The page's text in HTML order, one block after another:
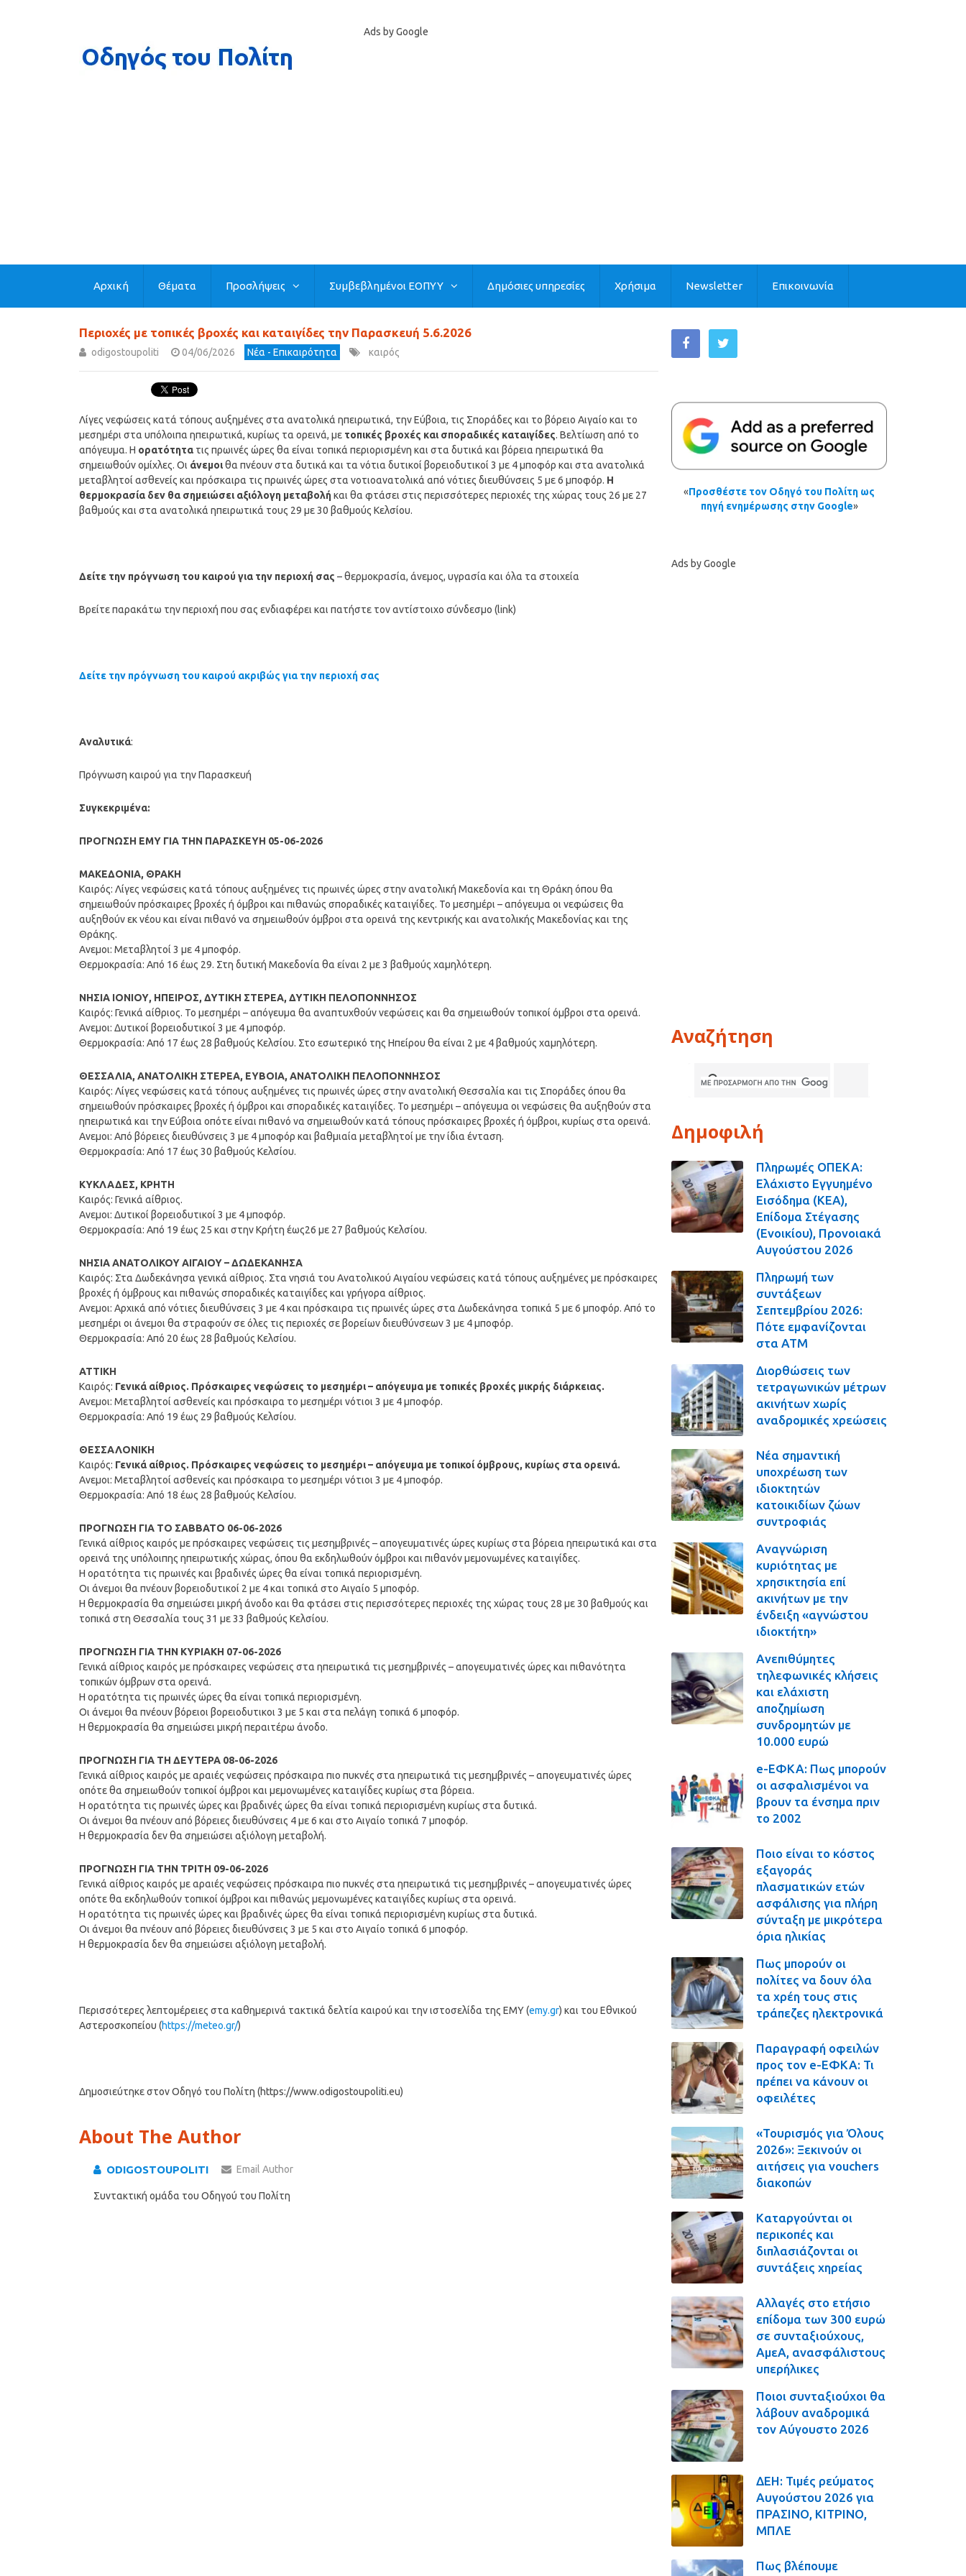
Ads by Google
Αρχική Θέματα Προσλήψεις Συμβεβλημένοι ΕΟΠΥΥ Δημόσιες υπηρεσίες Χρήσιμα Newsletter Επικοινωνία
Περιοχές με τοπικές βροχές και καταιγίδες την Παρασκευή 5.6.2026
odigostoupoliti 04/06/2026 Νέα - Επικαιρότητα καιρός
Λίγες νεφώσεις κατά τόπους αυξημένες στα ανατολικά ηπειρωτικά, την Εύβοια, τις Σποράδες και το βόρειο Αιγαίο και το
μεσημέρι στα υπόλοιπα ηπειρωτικά, κυρίως τα ορεινά, με τοπικές βροχές και σποραδικές καταιγίδες. Βελτίωση από το
απόγευμα. Η ορατότητα τις πρωινές ώρες θα είναι τοπικά περιορισμένη και στα δυτικά και βόρεια ηπειρωτικά θα
σημειωθούν ομίχλες. Οι άνεμοιθα πνέουν στα δυτικά και τα νότια δυτικοί βορειοδυτικοί 3 με 4 μποφόρ και στα ανατολικά
μεταβλητοί ασθενείς και πρόσκαιρα τις πρωινές ώρες στα νοτιοανατολικά από νότιες διευθύνσεις 5 με 6 μποφόρ. Η
θερμοκρασία δεν θα σημειώσει αξιόλογη μεταβολήκαι θα φτάσει στις περισσότερες περιοχές της χώρας τους 26 με 27
βαθμούς και στα ανατολικά ηπειρωτικά τους 29 με 30 βαθμούς Κελσίου.
Δείτε την πρόγνωση του καιρού για την περιοχή σας – θερμοκρασία, άνεμος, υγρασία και όλα τα στοιχεία
Βρείτε παρακάτω την περιοχή που σας ενδιαφέρει και πατήστε τον αντίστοιχο σύνδεσμο (link)
Δείτε την πρόγνωση του καιρού ακριβώς για την περιοχή σας
Αναλυτικά:
Πρόγνωση καιρού για την Παρασκευή
Συγκεκριμένα:
ΠΡΟΓΝΩΣΗ ΕΜΥ ΓΙΑ ΤΗΝ ΠΑΡΑΣΚΕΥΗ 05-06-2026
ΜΑΚΕΔΟΝΙΑ, ΘΡΑΚΗ
Καιρός: Λίγες νεφώσεις κατά τόπους αυξημένες τις πρωινές ώρες στην ανατολική Μακεδονία και τη Θράκη όπου θα
σημειωθούν πρόσκαιρες βροχές ή όμβροι και πιθανώς σποραδικές καταιγίδες. Το μεσημέρι – απόγευμα οι νεφώσεις θα
αυξηθούν εκ νέου και είναι πιθανό να σημειωθούν όμβροι στα ορεινά της κεντρικής και ανατολικής Μακεδονίας και της
Θράκης.
Ανεμοι: Μεταβλητοί 3 με 4 μποφόρ.
Θερμοκρασία: Από 16 έως 29. Στη δυτική Μακεδονία θα είναι 2 με 3 βαθμούς χαμηλότερη.
ΝΗΣΙΑ ΙΟΝΙΟΥ, ΗΠΕΙΡΟΣ, ΔΥΤΙΚΗ ΣΤΕΡΕΑ, ΔΥΤΙΚΗ ΠΕΛΟΠΟΝΝΗΣΟΣ
Καιρός: Γενικά αίθριος. Το μεσημέρι – απόγευμα θα αναπτυχθούν νεφώσεις και θα σημειωθούν τοπικοί όμβροι στα ορεινά.
Ανεμοι: Δυτικοί βορειοδυτικοί 3 με 4 μποφόρ.
Θερμοκρασία: Από 17 έως 28 βαθμούς Κελσίου. Στο εσωτερικό της Ηπείρου θα είναι 2 με 4 βαθμούς χαμηλότερη.
ΘΕΣΣΑΛΙΑ, ΑΝΑΤΟΛΙΚΗ ΣΤΕΡΕΑ, ΕΥΒΟΙΑ, ΑΝΑΤΟΛΙΚΗ ΠΕΛΟΠΟΝΝΗΣΟΣ
Καιρός: Λίγες νεφώσεις κατά τόπους αυξημένες τις πρωινές ώρες στην ανατολική Θεσσαλία και τις Σποράδες όπου θα
σημειωθούν πρόσκαιρες βροχές ή όμβροι και σποραδικές καταιγίδες. Το μεσημέρι – απόγευμα οι νεφώσεις θα αυξηθούν στα
ηπειρωτικά και την Εύβοια οπότε είναι πιθανό να σημειωθούν κατά τόπους πρόσκαιρες βροχές ή όμβροι, κυρίως στα ορεινά.
Ανεμοι: Από βόρειες διευθύνσεις 3 με 4 μποφόρ και βαθμιαία μεταβλητοί με την ίδια ένταση.
Θερμοκρασία: Από 17 έως 30 βαθμούς Κελσίου.
ΚΥΚΛΑΔΕΣ, ΚΡΗΤΗ
Καιρός: Γενικά αίθριος.
Ανεμοι: Δυτικοί βορειοδυτικοί 3 με 4 μποφόρ.
Θερμοκρασία: Από 19 έως 25 και στην Κρήτη έως26 με 27 βαθμούς Κελσίου.
ΝΗΣΙΑ ΑΝΑΤΟΛΙΚΟΥ ΑΙΓΑΙΟΥ – ΔΩΔΕΚΑΝΗΣΑ
Καιρός: Στα Δωδεκάνησα γενικά αίθριος. Στα νησιά του Ανατολικού Αιγαίου νεφώσεις κατά τόπους αυξημένες με πρόσκαιρες
βροχές ή όμβρους και πιθανώς σποραδικές καταιγίδες και γρήγορα αίθριος.
Ανεμοι: Αρχικά από νότιες διευθύνσεις 3 με 4 και πρόσκαιρα τις πρωινές ώρες στα Δωδεκάνησα τοπικά 5 με 6 μποφόρ. Από το
μεσημέρι οι άνεμοι θα στραφούν σε όλες τις περιοχές σε βορείων διευθύνσεων 3 με 4 μποφόρ.
Θερμοκρασία: Από 20 έως 28 βαθμούς Κελσίου.
ΑΤΤΙΚΗ
Καιρός: Γενικά αίθριος. Πρόσκαιρες νεφώσεις το μεσημέρι – απόγευμα με τοπικές βροχές μικρής διάρκειας.
Ανεμοι: Μεταβλητοί ασθενείς και πρόσκαιρα το μεσημέρι νότιοι 3 με 4 μποφόρ.
Θερμοκρασία: Από 19 έως 29 βαθμούς Κελσίου.
ΘΕΣΣΑΛΟΝΙΚΗ
Καιρός: Γενικά αίθριος. Πρόσκαιρες νεφώσεις το μεσημέρι – απόγευμα με τοπικοί όμβρους, κυρίως στα ορεινά.
Ανεμοι: Μεταβλητοί ασθενείς και πρόσκαιρα το μεσημέρι νότιοι 3 με 4 μποφόρ.
Θερμοκρασία: Από 18 έως 28 βαθμούς Κελσίου.
ΠΡΟΓΝΩΣΗ ΓΙΑ ΤΟ ΣΑΒΒΑΤΟ 06-06-2026
Γενικά αίθριος καιρός με πρόσκαιρες νεφώσεις τις μεσημβρινές – απογευματινές ώρες κυρίως στα βόρεια ηπειρωτικά και στα
ορεινά της υπόλοιπης ηπειρωτικής χώρας, όπου θα εκδηλωθούν όμβροι και πιθανόν μεμονωμένες καταιγίδες.
Η ορατότητα τις πρωινές και βραδινές ώρες θα είναι τοπικά περιορισμένη.
Οι άνεμοι θα πνέουν βορειοδυτικοί 2 με 4 και τοπικά στο Αιγαίο 5 μποφόρ.
Η θερμοκρασία θα σημειώσει μικρή άνοδο και θα φτάσει στις περισσότερες περιοχές της χώρας τους 28 με 30 βαθμούς και
τοπικά στη Θεσσαλία τους 31 με 33 βαθμούς Κελσίου.
ΠΡΟΓΝΩΣΗ ΓΙΑ ΤΗΝ ΚΥΡΙΑΚΗ 07-06-2026
Γενικά αίθριος καιρός με πρόσκαιρες νεφώσεις στα ηπειρωτικά τις μεσημβρινές – απογευματινές ώρες και πιθανότητα
τοπικών όμβρων στα ορεινά.
Η ορατότητα τις πρωινές ώρες θα είναι τοπικά περιορισμένη.
Οι άνεμοι θα πνέουν βόρειοι βορειοδυτικοι 3 με 5 και στα πελάγη τοπικά 6 μποφόρ.
Η θερμοκρασία θα σημειώσει μικρή περαιτέρω άνοδο.
ΠΡΟΓΝΩΣΗ ΓΙΑ ΤΗ ΔΕΥΤΕΡΑ 08-06-2026
Γενικά αίθριος καιρός με αραιές νεφώσεις πρόσκαιρα πιο πυκνές στα ηπειρωτικά τις μεσημβρινές – απογευματινές ώρες
οπότε θα σημειωθούν τοπικοί όμβροι και μεμονωμένες καταιγίδες κυρίως στα βόρεια.
Η ορατότητα τις πρωινές ώρες και βραδινές ώρες θα είναι τοπικά περιορισμένη κυρίως στα δυτικά.
Οι άνεμοι θα πνέουν από βόρειες διευθύνσεις 4 με 6 και στο Αιγαίο τοπικά 7 μποφόρ.
Η θερμοκρασία δεν θα σημειώσει αξιόλογη μεταβολή.
ΠΡΟΓΝΩΣΗ ΓΙΑ ΤΗΝ ΤΡΙΤΗ 09-06-2026
Γενικά αίθριος καιρός με αραιές νεφώσεις πρόσκαιρα πιο πυκνές στα ηπειρωτικά τις μεσημβρινές – απογευματινές ώρες
οπότε θα εκδηλωθούν τοπικοί όμβροι και πιθανώς μεμονωμένες καταιγίδες κυρίως στα ορεινά.
Η ορατότητα τις πρωινές ώρες και βραδινές ώρες θα είναι τοπικά περιορισμένη κυρίως στα δυτικά.
Οι άνεμοι θα πνέουν από βόρειες διευθύνσεις 3 με 5 και στο Αιγαίο τοπικά 6 μποφόρ.
Η θερμοκρασία δεν θα σημειώσει αξιόλογη μεταβολή.
Περισσότερες λεπτομέρειες στα καθημερινά τακτικά δελτία καιρού και την ιστοσελίδα της ΕΜΥ (emy.gr) και του Εθνικού
Αστεροσκοπείου (https://meteo.gr/)
Δημοσιεύτηκε στον Οδηγό του Πολίτη (https://www.odigostoupoliti.eu)
About The Author
ODIGOSTOUPOLITI Email Author
Συντακτική ομάδα του Οδηγού του Πολίτη
«Προσθέστε τον Οδηγό του Πολίτη ως
πηγή ενημέρωσης στην Google»
Ads by Google
Αναζήτηση
Δημοφιλή
Πληρωμές ΟΠΕΚΑ:
Ελάχιστο Εγγυημένο
Εισόδημα (ΚΕΑ),
Επίδομα Στέγασης
(Ενοικίου), Προνοιακά
Αυγούστου 2026
Πληρωμή των
συντάξεων
Σεπτεμβρίου 2026:
Πότε εμφανίζονται
στα ΑΤΜ
Διορθώσεις των
τετραγωνικών μέτρων
ακινήτων χωρίς
αναδρομικές χρεώσεις
Νέα σημαντική
υποχρέωση των
ιδιοκτητών
κατοικιδίων ζώων
συντροφιάς
Αναγνώριση
κυριότητας με
χρησικτησία επί
ακινήτων με την
ένδειξη «αγνώστου
ιδιοκτήτη»
Ανεπιθύμητες
τηλεφωνικές κλήσεις
και ελάχιστη
αποζημίωση
συνδρομητών με
10.000 ευρώ
e-ΕΦΚΑ: Πως μπορούν
οι ασφαλισμένοι να
βρουν τα ένσημα πριν
το 2002
Ποιο είναι το κόστος
εξαγοράς
πλασματικών ετών
ασφάλισης για πλήρη
σύνταξη με μικρότερα
όρια ηλικίας
Πως μπορούν οι
πολίτες να δουν όλα
τα χρέη τους στις
τράπεζες ηλεκτρονικά
Παραγραφή οφειλών
προς τον e-ΕΦΚΑ: Τι
πρέπει να κάνουν οι
οφειλέτες
«Τουρισμός για Όλους
2026»: Ξεκινούν οι
αιτήσεις για vouchers
διακοπών
Καταργούνται οι
περικοπές και
διπλασιάζονται οι
συντάξεις χηρείας
Αλλαγές στο ετήσιο
επίδομα των 300 ευρώ
σε συνταξιούχους,
ΑμεΑ, ανασφάλιστους
υπερήλικες
Ποιοι συνταξιούχοι θα
λάβουν αναδρομικά
τον Αύγουστο 2026
ΔΕΗ: Τιμές ρεύματος
Αυγούστου 2026 για
ΠΡΑΣΙΝΟ, ΚΙΤΡΙΝΟ,
ΜΠΛΕ
Πως βλέπουμε